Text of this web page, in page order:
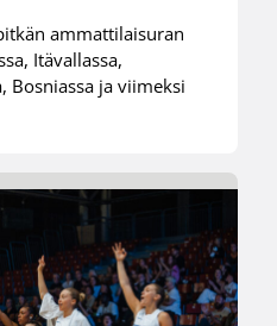
ammattilaisuran
Itävallassa,
Bosniassa ja viimeksi